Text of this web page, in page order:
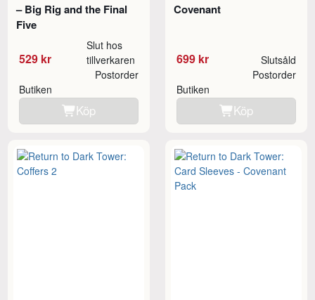
– Big Rig and the Final
Five
529 kr
Slut hos
tillverkaren
Butiken
Postorder
Köp
Covenant
699 kr Slutsåld
Butiken
Postorder
Köp